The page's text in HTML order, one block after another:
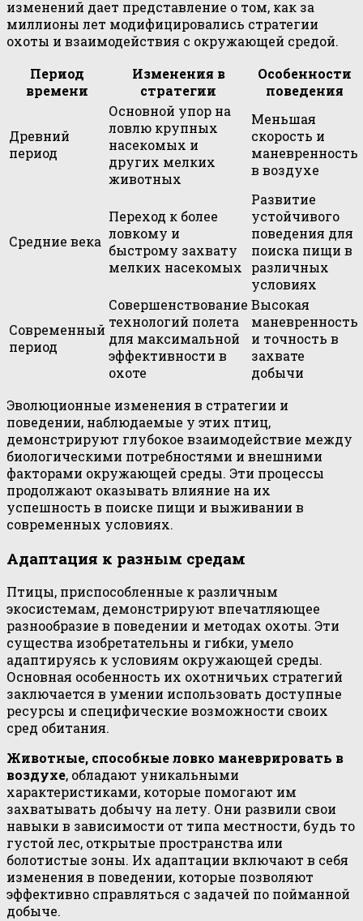
изменений дает представление о том, как за
миллионы лет модифицировались стратегии
охоты и взаимодействия с окружающей средой.
Период
времени
Изменения в
стратегии
Особенности
поведения
Древний
период
Основной упор на
ловлю крупных
насекомых и
других мелких
животных
Меньшая
скорость и
маневренность
в воздухе
Средние века
Переход к более
ловкому и
быстрому захвату
мелких насекомых
Развитие
устойчивого
поведения для
поиска пищи в
различных
условиях
Современный
период
Совершенствование
технологий полета
для максимальной
эффективности в
охоте
Высокая
маневренность
и точность в
захвате
добычи
Эволюционные изменения в стратегии и
поведении, наблюдаемые у этих птиц,
демонстрируют глубокое взаимодействие между
биологическими потребностями и внешними
факторами окружающей среды. Эти процессы
продолжают оказывать влияние на их
успешность в поиске пищи и выживании в
современных условиях.
Адаптация к разным средам
Птицы, приспособленные к различным
экосистемам, демонстрируют впечатляющее
разнообразие в поведении и методах охоты. Эти
существа изобретательны и гибки, умело
адаптируясь к условиям окружающей среды.
Основная особенность их охотничьих стратегий
заключается в умении использовать доступные
ресурсы и специфические возможности своих
сред обитания.
Животные, способные ловко маневрировать в
воздухе, обладают уникальными
характеристиками, которые помогают им
захватывать добычу на лету. Они развили свои
навыки в зависимости от типа местности, будь то
густой лес, открытые пространства или
болотистые зоны. Их адаптации включают в себя
изменения в поведении, которые позволяют
эффективно справляться с задачей по пойманной
добыче.